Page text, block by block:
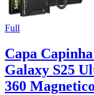
Full
Capa
Galaxy S25
360